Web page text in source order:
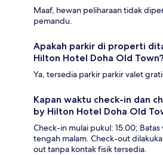
Maaf, hewan peliharaan tidak
pemandu.
Apakah parkir di properti
Hilton Hotel Doha Old Town?
Ya, tersedia parkir parkir valet
Kapan waktu check-in dan
by Hilton Hotel Doha Old
Check-in mulai pukul: 15.00;
tengah malam. Check-out
out tanpa kontak fisik tersedia.